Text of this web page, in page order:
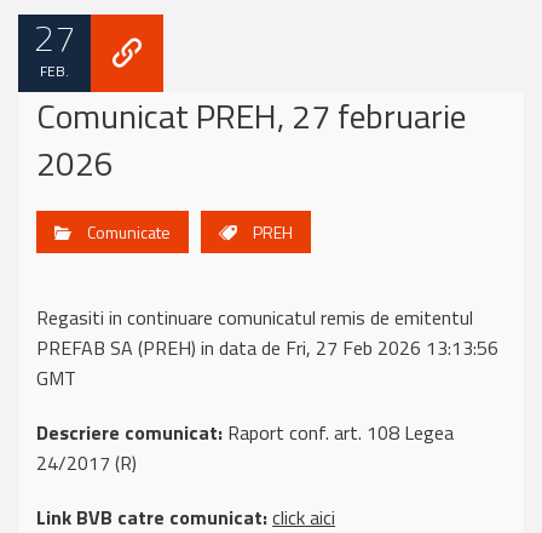
27
FEB.
Comunicat PREH, 27 februarie
2026
Comunicate PREH
Regasiti in continuare comunicatul remis de emitentul
PREFAB SA (PREH) in data de Fri, 27 Feb 2026 13:13:56
GMT
Descriere comunicat: Raport conf. art. 108 Legea
24/2017 (R)
Link BVB catre comunicat:click aici